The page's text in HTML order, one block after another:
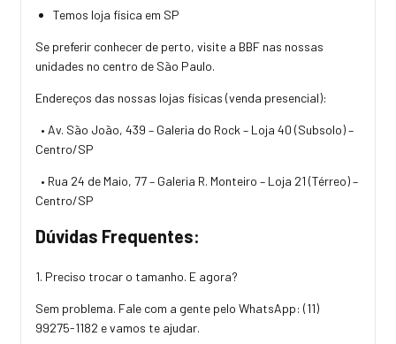
Temos loja física em SP
Se preferir conhecer de perto, visite a BBF nas nossas
unidades no centro de São Paulo.
Endereços das nossas lojas físicas (venda presencial):
• Av. São João, 439 – Galeria do Rock – Loja 40 (Subsolo) –
Centro/SP
• Rua 24 de Maio, 77 – Galeria R. Monteiro – Loja 21 (Térreo) –
Centro/SP
Dúvidas Frequentes:
1. Preciso trocar o tamanho. E agora?
Sem problema. Fale com a gente pelo WhatsApp: (11)
99275-1182 e vamos te ajudar.